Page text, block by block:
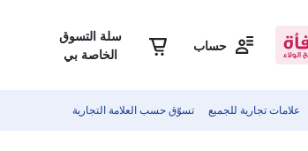
حساب
سلة التسوق
الخاصة بي
علامات تجارية للجميع تسوّق حسب العلامة التجارية